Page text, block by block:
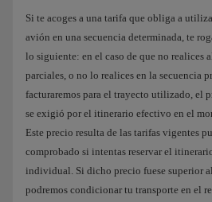
Si te acoges a una tarifa que obliga a
avión en una secuencia determinada, te
lo siguiente: en el caso de que no realices
parciales, o no lo realices en la secuencia
facturaremos para el trayecto utilizado, el
se exigió por el itinerario efectivo en el
Este precio resulta de las tarifas vigentes
comprobado si intentas reservar el
individual. Si dicho precio fuese superior
podremos condicionar tu transporte en el